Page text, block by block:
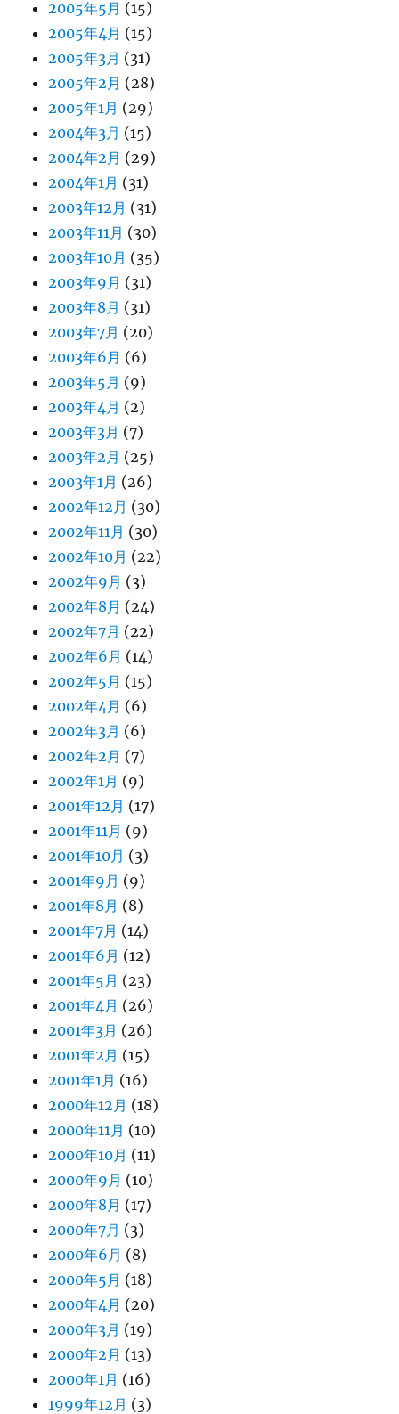
2005年5月 (15)
2005年4月 (15)
2005年3月 (31)
2005年2月 (28)
2005年1月 (29)
2004年3月 (15)
2004年2月 (29)
2004年1月 (31)
2003年12月 (31)
2003年11月 (30)
2003年10月 (35)
2003年9月 (31)
2003年8月 (31)
2003年7月 (20)
2003年6月 (6)
2003年5月 (9)
2003年4月 (2)
2003年3月 (7)
2003年2月 (25)
2003年1月 (26)
2002年12月 (30)
2002年11月 (30)
2002年10月 (22)
2002年9月 (3)
2002年8月 (24)
2002年7月 (22)
2002年6月 (14)
2002年5月 (15)
2002年4月 (6)
2002年3月 (6)
2002年2月 (7)
2002年1月 (9)
2001年12月 (17)
2001年11月 (9)
2001年10月 (3)
2001年9月 (9)
2001年8月 (8)
2001年7月 (14)
2001年6月 (12)
2001年5月 (23)
2001年4月 (26)
2001年3月 (26)
2001年2月 (15)
2001年1月 (16)
2000年12月 (18)
2000年11月 (10)
2000年10月 (11)
2000年9月 (10)
2000年8月 (17)
2000年7月 (3)
2000年6月 (8)
2000年5月 (18)
2000年4月 (20)
2000年3月 (19)
2000年2月 (13)
2000年1月 (16)
1999年12月 (3)